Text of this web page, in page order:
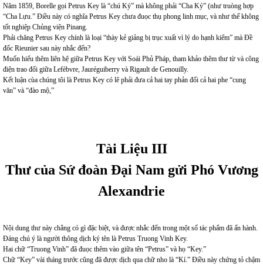
Năm 1859, Borelle gọi Petrus Key là “chú Ký” mà không phải “Cha Ký” (như truòng hợp
“Cha Lựu.” Điều này có nghĩa Petrus Key chưa đuọc thụ phong linh mục, và như thế không
tốt nghiệp Chủng viện Pinang.
Phải chăng Petrus Key chính là loại “thày kẻ giảng bị trục xuất vì lý do hạnh kiểm” mà Đề
đốc Rieunier sau này nhắc đến?
Muốn hiểu thêm liên hệ giữa Petrus Key với Soái Phủ Pháp, tham khảo thêm thư từ và công
điện trao đổi giữa Lefèbvre, Jauréguiberry và Rigault de Genouilly.
Kết luận cùa chúng tôi là Petrus Key có lẽ phải đưa cả hai tay phản đối cả hai phe “cung
văn” và “đào mộ,”
Tài Liệu III
Thư của Sứ đoàn Đại Nam gửi Phó Vương
Alexandrie
Nội dung thư này chẳng có gì đặc biệt, và được nhắc đến trong một số tác phẩm đã ấn hành.
Đáng chú ý là người thông dịch ký tên là Petrus Truong Vinh Key.
Hai chữ “Truong Vinh” đã đuọc thêm vào giữa tên “Petrus” và họ “Key.”
Chữ “Key” vài tháng trước cũng đã được dịch qua chữ nho là “Kí.” Điều này chứng tỏ chậm